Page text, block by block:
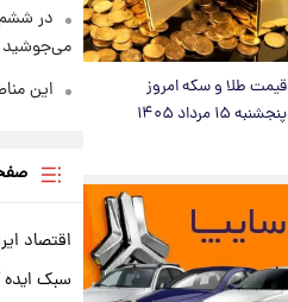
قیمت طلا و سکه امروز
پنجشنبه ۱۵ مرداد ۱۴۰۵
در
می‌جوشید
این
اقتصاد
سبک ایده